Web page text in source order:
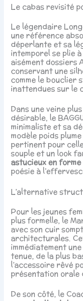
Le cabas revisité
Le légendaire
une référence
déperlante et sa
intemporel se plie
aisément dossiers
conservant une
comme le bouclier
inattendues sur le
Dans une veine
désirable, le
minimaliste et sa
modèle poids
pertinent pour
souple et un look
astucieux en
poésie à
L’alternative
Pour les jeunes
plus formelle, le
avec son cuir
architecturales.
immédiatement
tenue, de la plus
l’accessoire rêvé
présentation orale
De son côté, le